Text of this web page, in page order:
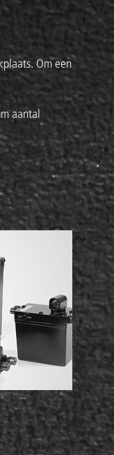
Om een
aantal